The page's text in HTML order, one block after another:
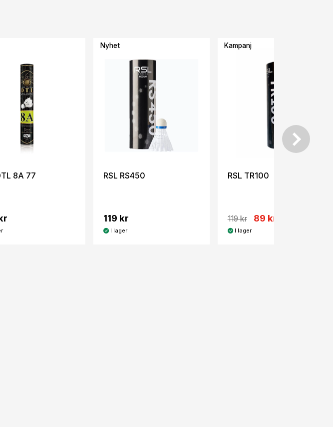
8A 77
Nyhet
RSL RS450
119 kr
I lager
Kampanj
RSL TR100
119 kr 89 kr
I lager